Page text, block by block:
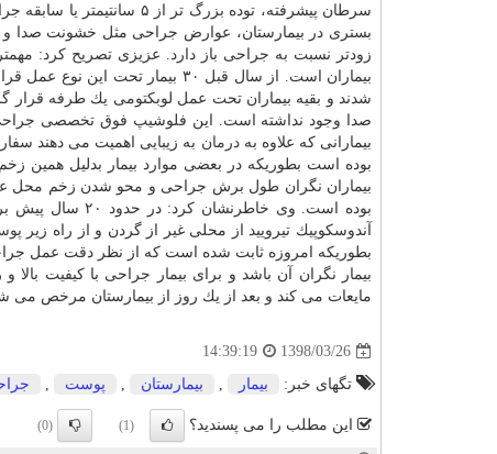
سرطان پیشرفته، توده
بستری در بیمارستان، عوارض جراحی مثل خشونت صدا و
زودتر نسبت به جراحی باز دارد. عزیزی تصریح كرد:
بیماران است. از سال قبل ۳۰
شدند و بقیه بیماران تحت عمل لوبكتومی یك طرفه
صدا وجود نداشته است. این فلوشیپ فوق تخصصی جراحی
بیمارانی كه علاوه بهدرمان به زیبایی اهمیت می دهند
بوده است بطوریكه در بعضی موارد بیمار بدلیل
بیماران نگران طول برش جراحی و محو شدن زخم محل
بوده است. وی
آندوسكوپیك تیرویید از محلی غیر از گردن و از راه زیر
بطوریكه امروزه ثابت شده است كه از نظر دقت عمل
بیمار نگران آن باشد و برای بیمار جراحی با كیفیت
مایعات می كند و بعد از یك روز از بیمارستان مرخص می
1398/03/26
14:39:19
تگهای خبر: بیمار , بیمارستان , پوست ,
این مطلب را می پسندید؟ (1)
(0)